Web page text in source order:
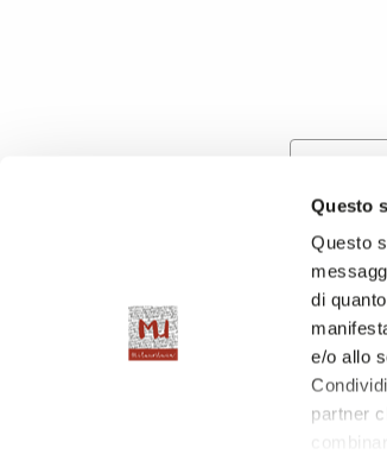
Questo
Questo
di
e/o allo
partner